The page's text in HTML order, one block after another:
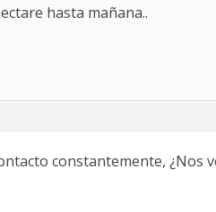
hasta mañana..
constantemente, ¿Nos